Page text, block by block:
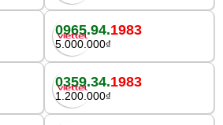
0965.94.1983
5.000.000₫
0359.34.1983
1.200.000₫